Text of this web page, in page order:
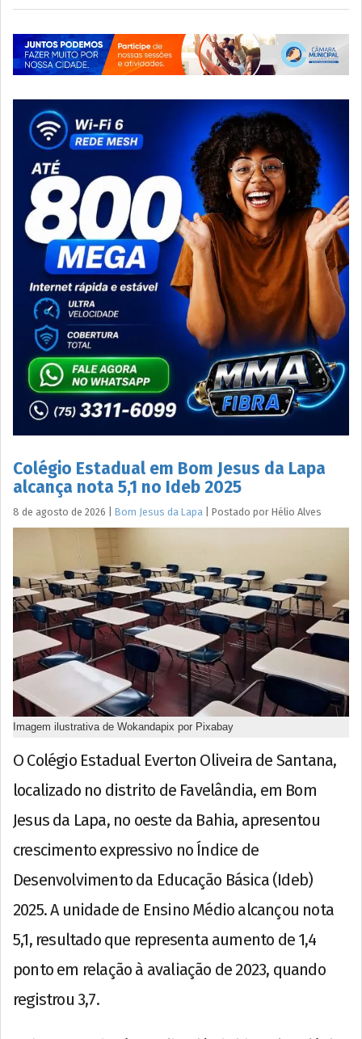
Colégio Estadual em Bom Jesus da Lapa
alcança nota 5,1 no Ideb 2025
8 de agosto de 2026 Bom Jesus da Lapa Postado por Hélio Alves
Imagem ilustrativa de Wokandapix por Pixabay
O Colégio Estadual Everton Oliveira de Santana,
localizado no distrito de Favelândia, em Bom
Jesus da Lapa, no oeste da Bahia, apresentou
crescimento expressivo no Índice de
Desenvolvimento da Educação Básica (Ideb)
2025. A unidade de Ensino Médio alcançou nota
5,1, resultado que representa aumento de 1,4
ponto em relação à avaliação de 2023, quando
registrou 3,7.